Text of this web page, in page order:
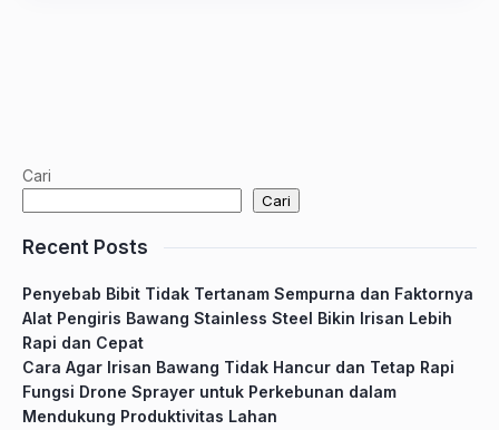
Cari
Cari
Recent Posts
Penyebab Bibit Tidak Tertanam Sempurna dan Faktornya
Alat Pengiris Bawang Stainless Steel Bikin Irisan Lebih
Rapi dan Cepat
Cara Agar Irisan Bawang Tidak Hancur dan Tetap Rapi
Fungsi Drone Sprayer untuk Perkebunan dalam
Mendukung Produktivitas Lahan